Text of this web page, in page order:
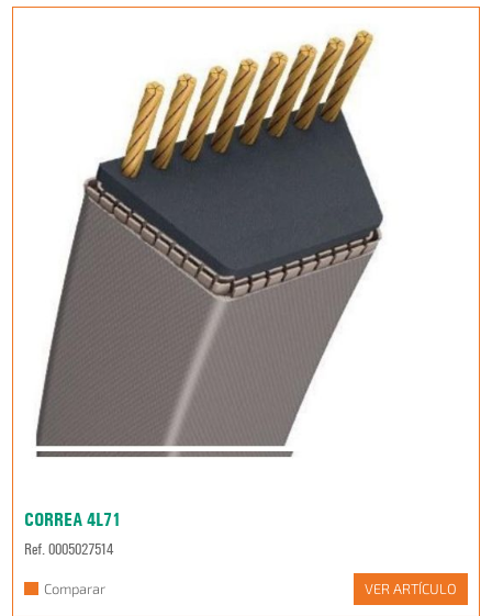
CORREA 4L71
Ref. 0005027514
Comparar VER ARTÍCULO